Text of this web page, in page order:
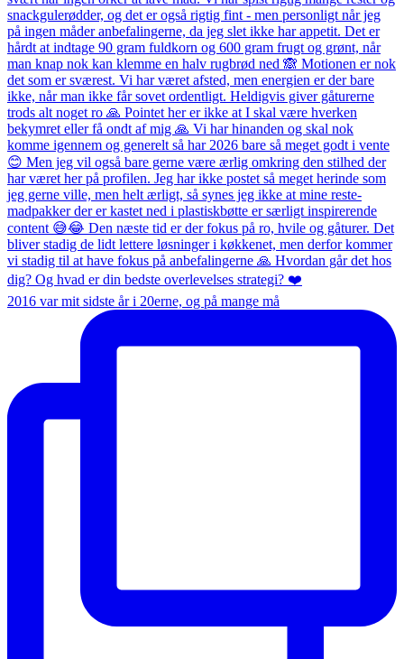
2016 var mit sidste år i 20erne, og på mange må